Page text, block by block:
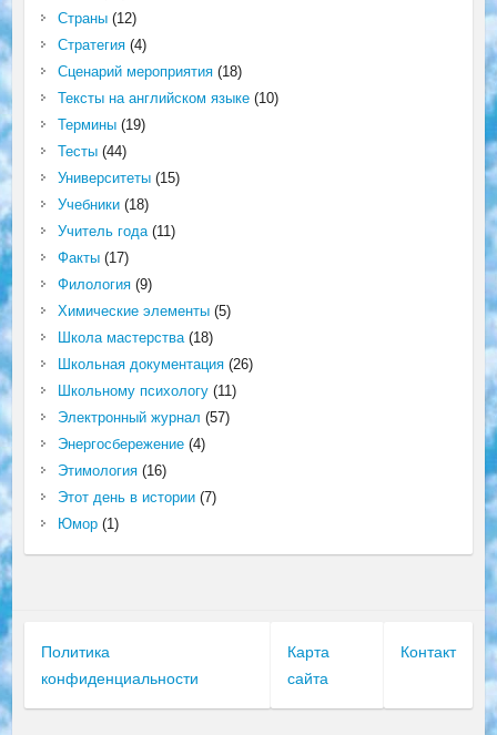
Страны(12)
Стратегия(4)
Сценарий мероприятия(18)
Тексты на английском языке(10)
Термины(19)
Тесты(44)
Университеты(15)
Учебники(18)
Учитель года(11)
Факты(17)
Филология(9)
Химические элементы(5)
Школа мастерства(18)
Школьная документация(26)
Школьному психологу(11)
Электронный журнал (57)
Энергосбережение(4)
Этимология(16)
Этот день в истории(7)
Юмор(1)
Политика
конфиденциальности
Карта
сайта
Контакт